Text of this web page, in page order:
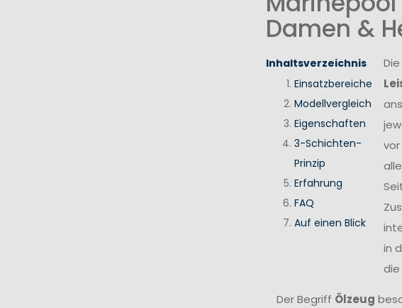
Damen &
Inhaltsverzeichnis
Einsatzbereiche
Modellvergleich
Eigenschaften
3-Schichten-
Prinzip
Erfahrung
FAQ
Auf einen Blick
in
Der Begriff Ölzeug